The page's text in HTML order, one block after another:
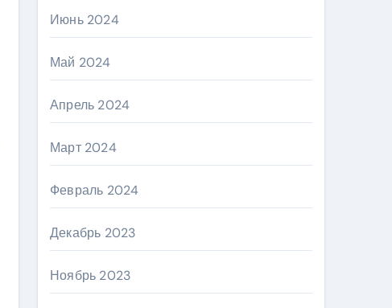
Июнь 2024
Май 2024
Апрель 2024
Март 2024
Февраль 2024
Декабрь 2023
Ноябрь 2023